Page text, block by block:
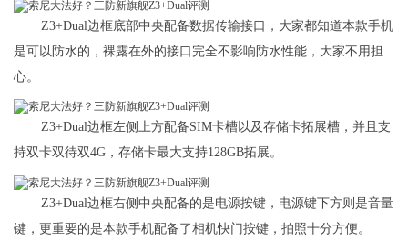
Z3+Dual边框底部中央配备数据传输接口，大家都知道本款手机
是可以防水的，裸露在外的接口完全不影响防水性能，大家不用担
心。
Z3+Dual边框左侧上方配备SIM卡槽以及存储卡拓展槽，并且支
持双卡双待双4G，存储卡最大支持128GB拓展。
Z3+Dual边框右侧中央配备的是电源按键，电源键下方则是音量
键，更重要的是本款手机配备了相机快门按键，拍照十分方便。